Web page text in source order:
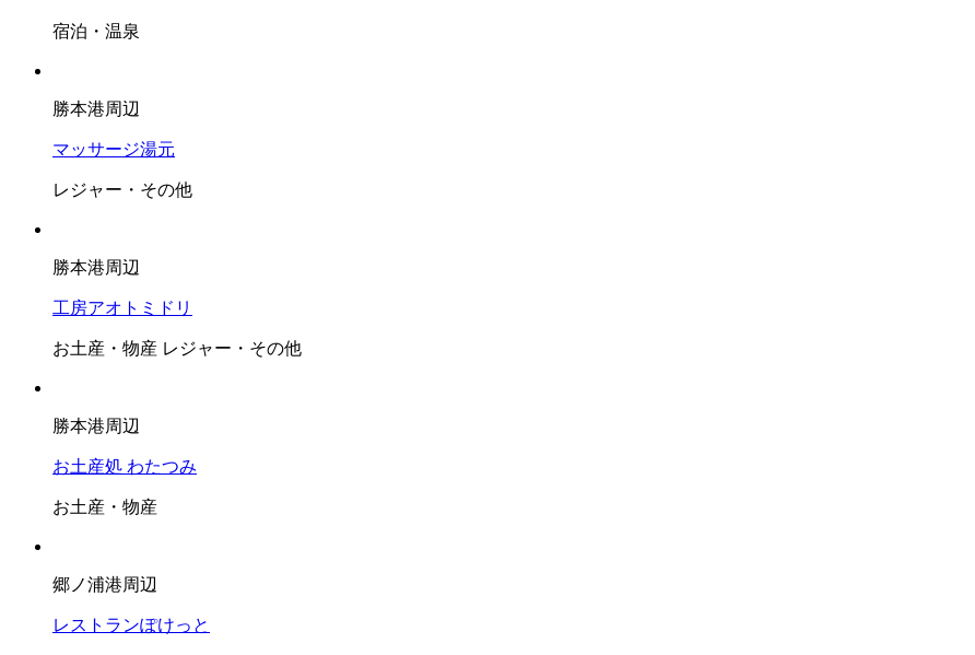
宿泊・温泉
勝本港周辺
マッサージ湯元
レジャー・その他
勝本港周辺
工房アオトミドリ
お土産・物産 レジャー・その他
勝本港周辺
お土産処 わたつみ
お土産・物産
郷ノ浦港周辺
レストランぽけっと